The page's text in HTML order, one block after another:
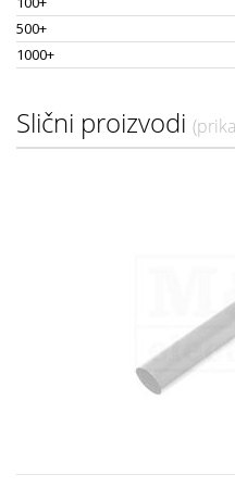
500+
1000+
Slični proizvodi